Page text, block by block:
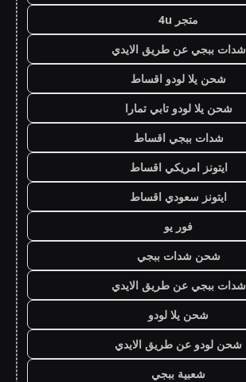
متجر 4u
شدات ببجي عن طريق الايدي
شحن يلا لودو اقساط
شحن يلا لودو تابي تمارا
شدات ببجي اقساط
ايتونز امريكي اقساط
ايتونز سعودي اقساط
فور يو
شحن شدات ببجي
شدات ببجي عن طريق الايدي
شحن يلا لودو
شحن لودو عن طريق الايدي
شعبية ببجي